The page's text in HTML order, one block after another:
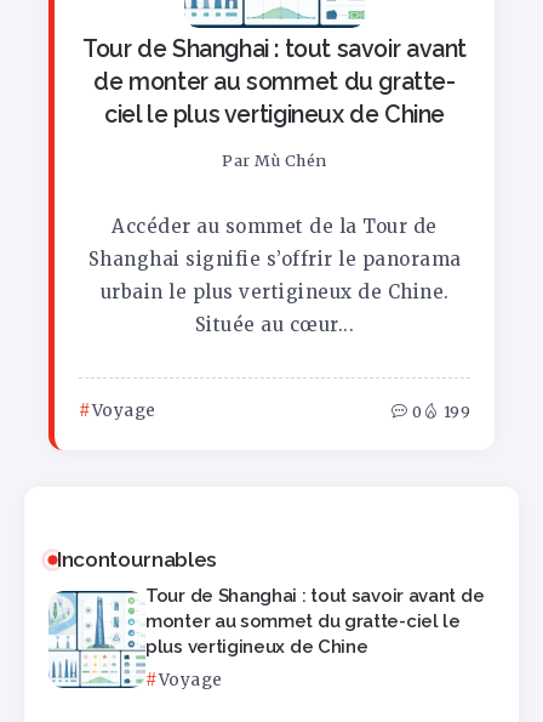
Tour de Shanghai : tout savoir avant
de monter au sommet du gratte-
ciel le plus vertigineux de Chine
Par Mù Chén
Accéder au sommet de la Tour de
Shanghai signifie s’offrir le panorama
urbain le plus vertigineux de Chine.
Située au cœur...
Voyage 0 199
Incontournables
Tour de Shanghai : tout savoir avant de
monter au sommet du gratte-ciel le
plus vertigineux de Chine
Voyage